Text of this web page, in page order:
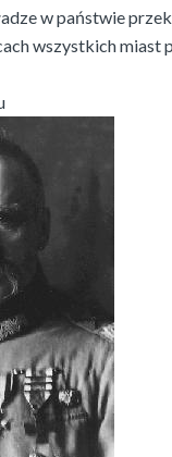
w państwie
wszystkich miast